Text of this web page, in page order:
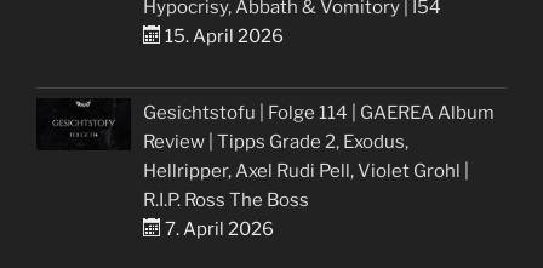
Hypocrisy, Abbath & Vomitory | I54
15. April 2026
Gesichtstofu | Folge 114 | GAEREA Album
Review | Tipps Grade 2, Exodus,
Hellripper, Axel Rudi Pell, Violet Grohl |
R.I.P. Ross The Boss
7. April 2026